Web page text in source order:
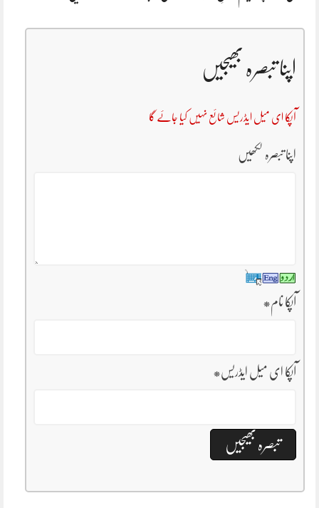
اپنا تبصرہ بھیجیں
آپکا ای میل ایڈریس شائع نہیں کیا جائے گا
اپنا تبصرہ لکھیں
آپکا نام*
آپکا ای میل ایڈریس*